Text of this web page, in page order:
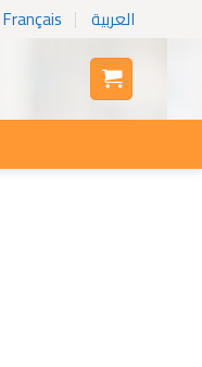
Français العربية